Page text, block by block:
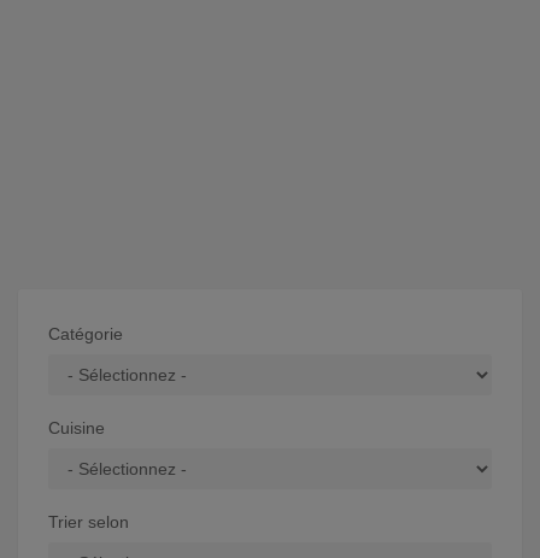
Catégorie
Cuisine
Trier selon